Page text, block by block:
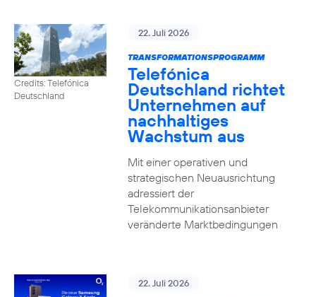
Credits: Telefónica
Deutschland
22. Juli 2026
TRANSFORMATIONSPROGRAMM
Telefónica
Deutschland richtet
Unternehmen auf
nachhaltiges
Wachstum aus
Mit einer operativen und
strategischen Neuausrichtung
adressiert der
Telekommunikationsanbieter
veränderte Marktbedingungen
22. Juli 2026